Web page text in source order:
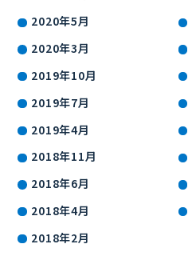
2020年5月
2020年3月
2019年10月
2019年7月
2019年4月
2018年11月
2018年6月
2018年4月
2018年2月